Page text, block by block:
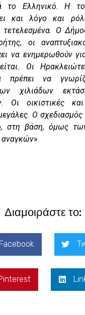
το Ελληνικό. Η
και λόγο και
τετελεσμένα. Ο
οι
να ενημερωθούν
Οι
πρέπει να
χιλιάδων
Οι οικιστικές
Ο σχεδιασμός
στη βάση, όμως
αναγκών».
Διαμοιράστε το:
Facebook